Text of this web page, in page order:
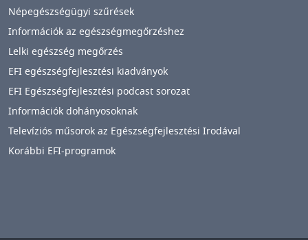
Népegészségügyi szűrések
Információk az egészségmegőrzéshez
Lelki egészség megőrzés
EFI egészségfejlesztési kiadványok
EFI Egészségfejlesztési podcast sorozat
Információk dohányosoknak
Televíziós műsorok az Egészségfejlesztési Irodával
Korábbi EFI-programok